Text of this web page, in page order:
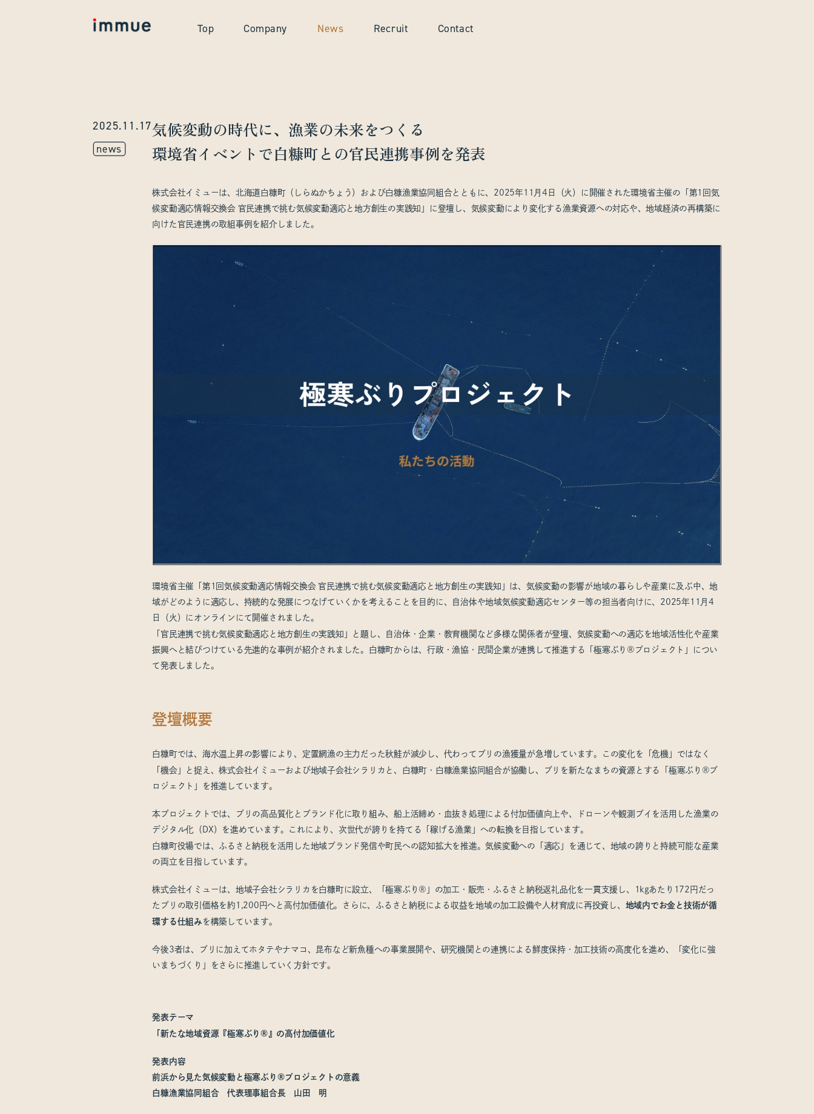
Top Company News Recruit Contact
2025.11.17
news
気候変動の時代に、漁業の未来をつくる
環境省イベントで白糠町との官民連携事例を発表
株式会社イミューは、北海道白糠町（しらぬかちょう）および白糠漁業協同組合とともに、2025年11月4日（火）に開催された環境省主催の「第1回気
候変動適応情報交換会 官民連携で挑む気候変動適応と地方創生の実践知」に登壇し、気候変動により変化する漁業資源への対応や、地域経済の再構築に
向けた官民連携の取組事例を紹介しました。
環境省主催「第1回気候変動適応情報交換会 官民連携で挑む気候変動適応と地方創生の実践知」は、気候変動の影響が地域の暮らしや産業に及ぶ中、地
域がどのように適応し、持続的な発展につなげていくかを考えることを目的に、自治体や地域気候変動適応センター等の担当者向けに、2025年11月4
日（火）にオンラインにて開催されました。
「官民連携で挑む気候変動適応と地方創生の実践知」と題し、自治体・企業・教育機関など多様な関係者が登壇、気候変動への適応を地域活性化や産業
振興へと結びつけている先進的な事例が紹介されました。白糠町からは、行政・漁協・民間企業が連携して推進する「極寒ぶり®プロジェクト」につい
て発表しました。
登壇概要
白糠町では、海水温上昇の影響により、定置網漁の主力だった秋鮭が減少し、代わってブリの漁獲量が急増しています。この変化を「危機」ではなく
「機会」と捉え、株式会社イミューおよび地域子会社シラリカと、白糠町・白糠漁業協同組合が協働し、ブリを新たなまちの資源とする「極寒ぶり®プ
ロジェクト」を推進しています。
本プロジェクトでは、ブリの高品質化とブランド化に取り組み、船上活締め・血抜き処理による付加価値向上や、ドローンや観測ブイを活用した漁業の
デジタル化（DX）を進めています。これにより、次世代が誇りを持てる「稼げる漁業」への転換を目指しています。
白糠町役場では、ふるさと納税を活用した地域ブランド発信や町民への認知拡大を推進。気候変動への「適応」を通じて、地域の誇りと持続可能な産業
の両立を目指しています。
株式会社イミューは、地域子会社シラリカを白糠町に設立、「極寒ぶり®」の加工・販売・ふるさと納税返礼品化を一貫支援し、1kgあたり172円だっ
たブリの取引価格を約1,200円へと高付加価値化。さらに、ふるさと納税による収益を地域の加工設備や人材育成に再投資し、 地域内でお金と技術が循
環する仕組み を構築しています。
今後3者は、ブリに加えてホタテやナマコ、昆布など新魚種への事業展開や、研究機関との連携による鮮度保持・加工技術の高度化を進め、「変化に強
いまちづくり」をさらに推進していく方針です。
発表テーマ
「新たな地域資源『極寒ぶり®』の高付加価値化
発表内容
前浜から見た気候変動と極寒ぶり®プロジェクトの意義
白糠漁業協同組合 代表理事組合長 山田 明